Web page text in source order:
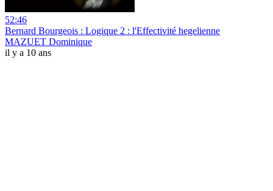
52:46
Bernard Bourgeois : Logique 2 : l'Effectivité hegelienne
MAZUET Dominique
il y a 10 ans